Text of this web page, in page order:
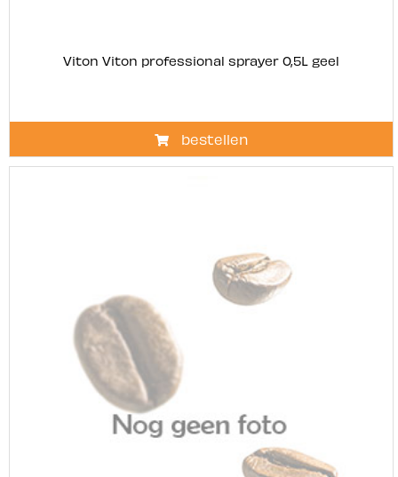
Viton Viton professional sprayer 0,5L geel
bestellen